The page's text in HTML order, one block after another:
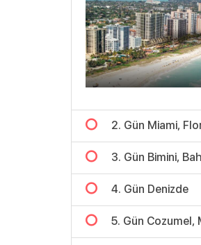
2. Gün Miami,
3. Gün Bimini,
4. Gün Denizde
5. Gün Cozumel,